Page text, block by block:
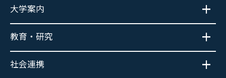
大学案内
教育・研究
社会連携